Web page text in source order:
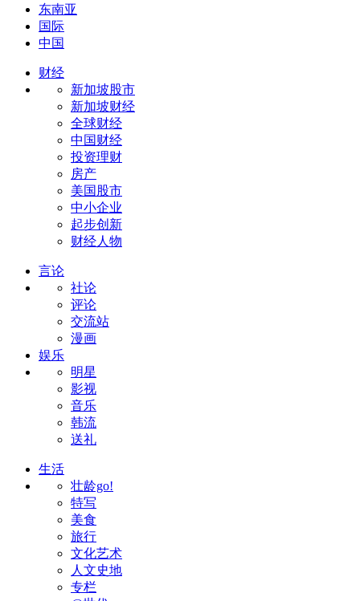
东南亚
国际
中国
财经
新加坡股市
新加坡财经
全球财经
中国财经
投资理财
房产
美国股市
中小企业
起步创新
财经人物
言论
社论
评论
交流站
漫画
娱乐
明星
影视
音乐
韩流
送礼
生活
壮龄go!
特写
美食
旅行
文化艺术
人文史地
专栏